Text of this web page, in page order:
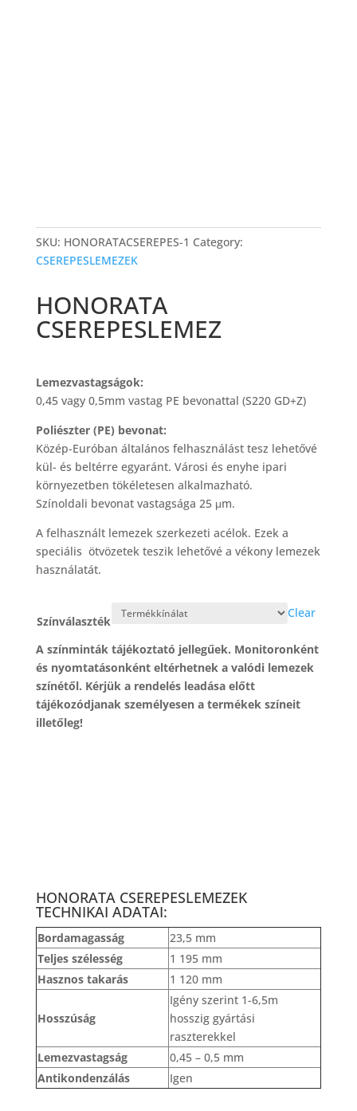
SKU: HONORATACSEREPES-1 Category:
CSEREPESLEMEZEK
HONORATA
CSEREPESLEMEZ
Lemezvastagságok:
0,45 vagy 0,5mm vastag PE bevonattal (S220 GD+Z)
Poliészter (PE) bevonat:
Közép-Euróban általános felhasználást tesz lehetővé
kül- és beltérre egyaránt. Városi és enyhe ipari
környezetben tökéletesen alkalmazható.
Színoldali bevonat vastagsága 25 μm.
A felhasznált lemezek szerkezeti acélok. Ezek a
speciális ötvözetek teszik lehetővé a vékony lemezek
használatát.
Színválaszték
Clear
A színminták tájékoztató jellegűek. Monitoronként
és nyomtatásonként eltérhetnek a valódi lemezek
színétől. Kérjük a rendelés leadása előtt
tájékozódjanak személyesen a termékek színeit
illetőleg!
HONORATA CSEREPESLEMEZEK
TECHNIKAI ADATAI:
Bordamagasság
23,5 mm
Teljes szélesség
1 195 mm
Hasznos takarás
1 120 mm
Hosszúság
Igény szerint 1-6,5m
hosszig gyártási
raszterekkel
Lemezvastagság
0,45 – 0,5 mm
Antikondenzálás
Igen